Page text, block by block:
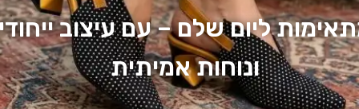
ליום שלם – עם עיצוב
ונוחות אמיתית